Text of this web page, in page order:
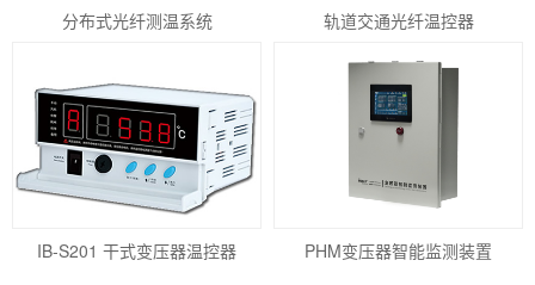
分布式光纤测温系统 轨道交通光纤温控器
IB-S201 干式变压器温控器 PHM变压器智能监测装置